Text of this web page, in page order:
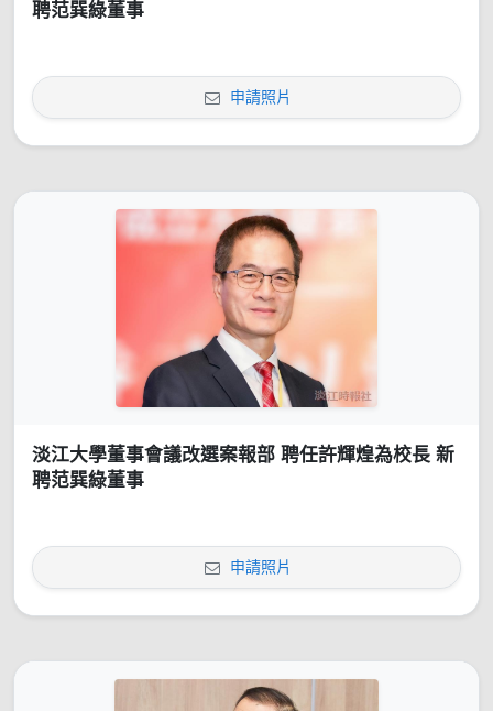
聘范巽綠董事
申請照片
淡江大學董事會議改選案報部 聘任許輝煌為校長 新
聘范巽綠董事
申請照片